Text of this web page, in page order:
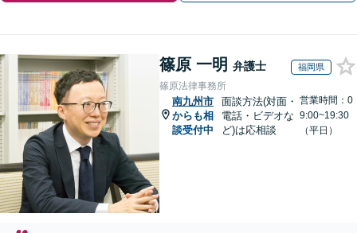
篠原 一明 弁護士 福岡県
篠原法律事務所
南九州市
からも相
談受付中
面談方法(対面・
電話・ビデオな
ど)は応相談
営業時間：0
9:00~19:30
（平日）